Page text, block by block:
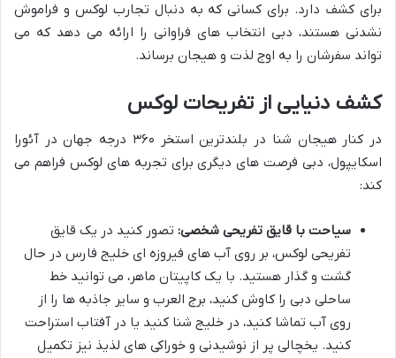
برای کشف دارد. برای کسانی که به دنبال تجارب لوکس و فراموش
نشدنی هستند، دبی انتخاب های فراوانی را ارائه می دهد که می
تواند سفرشان را به اوج لذت و هیجان برساند.
کشف دنیایی از تفریحات لوکس
در کنار هیجان شنا در بلندترین استخر ۳۶۰ درجه جهان در آئورا
اسکایپول، دبی فرصت های دیگری برای تجربه های لوکس فراهم می
کند:
سیاحت با قایق تفریحی شخصی: تصور کنید در یک قایق
تفریحی لوکس، بر روی آب های فیروزه ای خلیج فارس در حال
گشت و گذار هستید. با یک کاپیتان ماهر، می توانید خط
ساحلی دبی را کاوش کنید، برج العرب و سایر جاذبه ها را از
روی آب تماشا کنید، در خلیج شنا کنید یا در آفتاب استراحت
کنید. یخچالی پر از نوشیدنی و خوراکی های لذیذ نیز تکمیل